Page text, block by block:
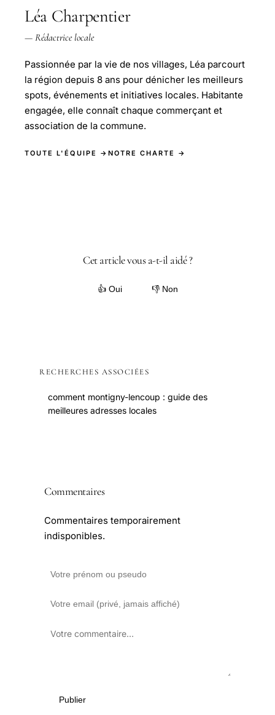
Léa Charpentier
— Rédactrice locale
Passionnée par la vie de nos villages, Léa parcourt
la région depuis 8 ans pour dénicher les meilleurs
spots, événements et initiatives locales. Habitante
engagée, elle connaît chaque commerçant et
association de la commune.
TOUTE L'ÉQUIPE → NOTRE CHARTE →
Cet article vous a-t-il aidé ?
👍 Oui 👎 Non
RECHERCHES ASSOCIÉES
comment montigny-lencoup : guide des
meilleures adresses locales
Commentaires
Commentaires temporairement
indisponibles.
Publier